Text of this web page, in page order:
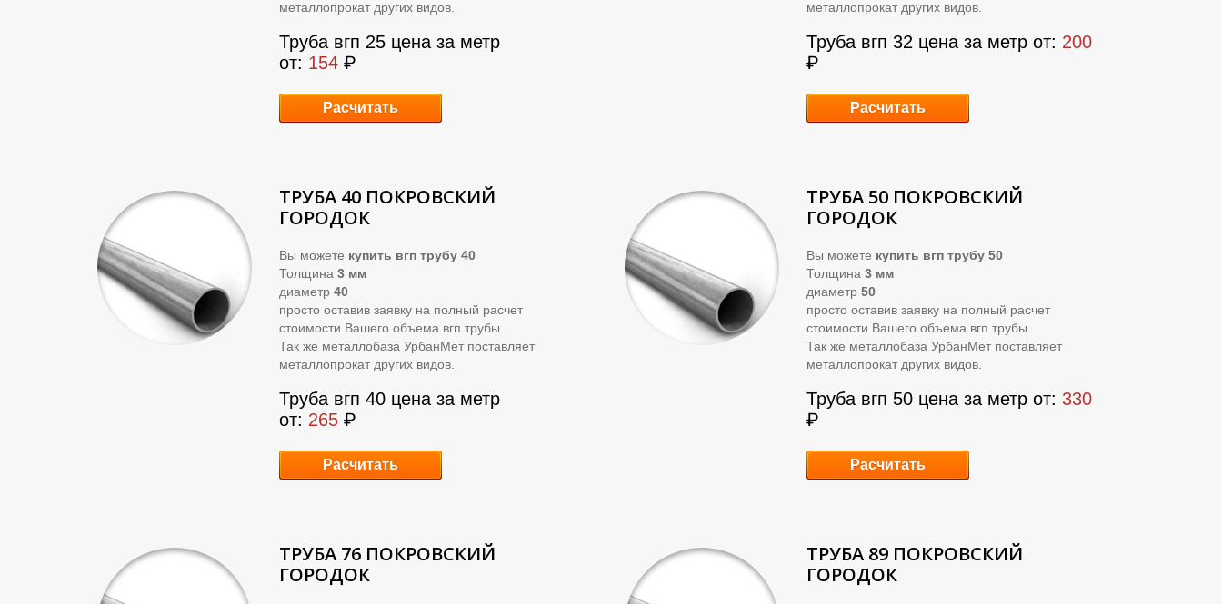
металлопрокат других видов.
Труба вгп 25 цена за метр
от: 154 ₽
Расчитать
металлопрокат других видов.
Труба вгп 32 цена за метр от: 200
₽
Расчитать
ТРУБА 40 ПОКРОВСКИЙ
ГОРОДОК
Вы можете купить вгп трубу 40
Толщина 3 мм
диаметр 40
просто оставив заявку на полный расчет
стоимости Вашего объема вгп трубы.
Так же металлобаза УрбанМет поставляет
металлопрокат других видов.
Труба вгп 40 цена за метр
от: 265 ₽
Расчитать
ТРУБА 50 ПОКРОВСКИЙ
ГОРОДОК
Вы можете купить вгп трубу 50
Толщина 3 мм
диаметр 50
просто оставив заявку на полный расчет
стоимости Вашего объема вгп трубы.
Так же металлобаза УрбанМет поставляет
металлопрокат других видов.
Труба вгп 50 цена за метр от: 330
₽
Расчитать
ТРУБА 76 ПОКРОВСКИЙ
ГОРОДОК
ТРУБА 89 ПОКРОВСКИЙ
ГОРОДОК